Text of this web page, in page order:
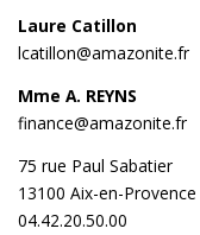
Laure Catillon
lcatillon@amazonite.fr
Mme A. REYNS
finance@amazonite.fr
75 rue Paul Sabatier
13100 Aix-en-Provence
04.42.20.50.00